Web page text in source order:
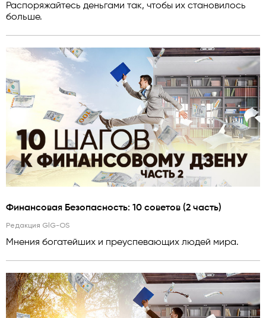
Распоряжайтесь деньгами так, чтобы их становилось
больше.
Финансовая Безопасность: 10 советов (2 часть)
Редакция GlG-OS
Мнения богатейших и преуспевающих людей мира.